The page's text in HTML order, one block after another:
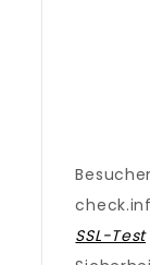
SSL-Test